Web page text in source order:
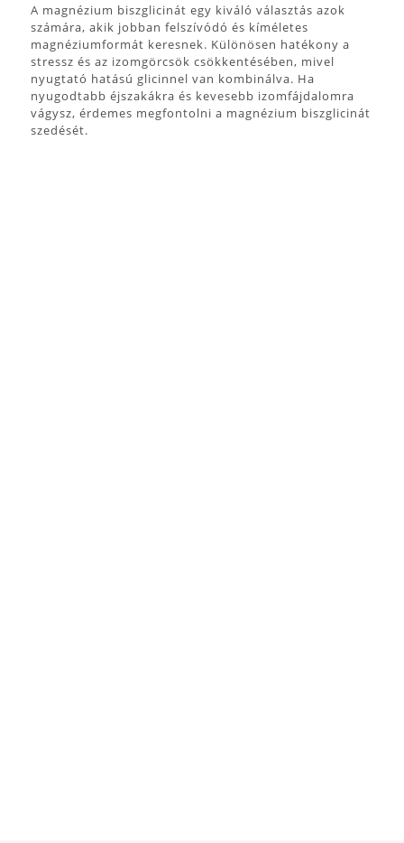
A magnézium biszglicinát egy kiváló választás azok
számára, akik jobban felszívódó és kíméletes
magnéziumformát keresnek. Különösen hatékony a
stressz és az izomgörcsök csökkentésében, mivel
nyugtató hatású glicinnel van kombinálva. Ha
nyugodtabb éjszakákra és kevesebb izomfájdalomra
vágysz, érdemes megfontolni a magnézium biszglicinát
szedését.